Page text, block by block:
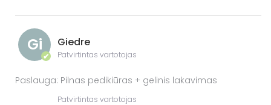
Gi
✔
Giedre
Patvirtintas vartotojas
Paslauga: Pilnas pedikiūras + gelinis lakavimas
Patvirtintas vartotojas